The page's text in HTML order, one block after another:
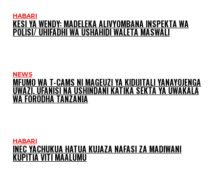
HABARI
KESI YA WENDY: MADELEKA ALIVYOMBANA INSPEKTA WA
POLISI/ UHIFADHI WA USHAHIDI WALETA MASWALI
NEWS
MFUMO WA T-CAMS NI MAGEUZI YA KIDIJITALI YANAYOJENGA
UWAZI, UFANISI NA USHINDANI KATIKA SEKTA YA UWAKALA
WA FORODHA TANZANIA
HABARI
INEC YACHUKUA HATUA KUJAZA NAFASI ZA MADIWANI
KUPITIA VITI MAALUMU